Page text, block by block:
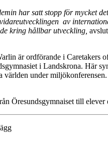
har satt stopp för mycket
av
kring hållbar utveckling,
är ordförande i Caretakers
i Landskrona. Här
världen under
Öresundsgymnaiset till